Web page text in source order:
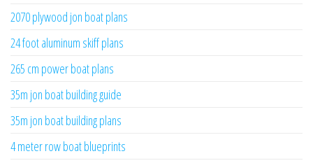
2070 plywood jon boat plans
24 foot aluminum skiff plans
265 cm power boat plans
35m jon boat building guide
35m jon boat building plans
4 meter row boat blueprints